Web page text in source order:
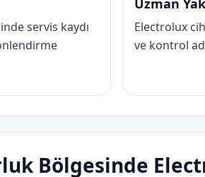
servis kaydı
Uzman
Electrolux
ve kontrol
Bölgesinde